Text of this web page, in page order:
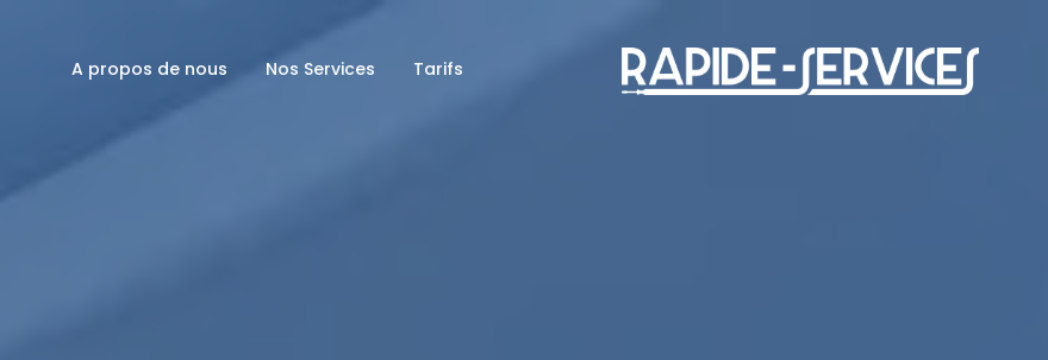
A propos de nous Nos Services Tarifs